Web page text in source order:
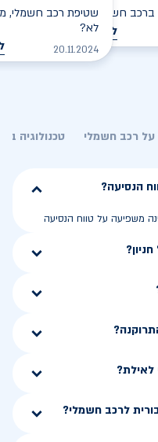
ברכב חשמלי
לקריאה
שטיפת רכב חשמלי,
לא?
20.11.2024
רכב חשמלי טכנולוגיה
הנסיעה?
משפיעה על טווח הנסיעה
לרכב חשמלי?